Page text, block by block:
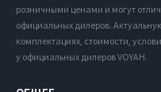
розничными ценами и могут
официальных дилеров.
комплектациях, стоимости,
у официальных дилеров VOYAH.